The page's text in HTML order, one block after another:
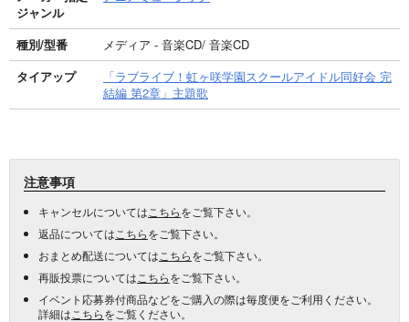
ジャンル
種別/型番
メディア - 音楽CD/ 音楽CD
タイアップ
「ラブライブ！虹ヶ咲学園スクールアイドル同好会 完
結編 第2章」主題歌
注意事項
キャンセルについては こちらをご覧下さい。
返品については こちらをご覧下さい。
おまとめ配送については こちらをご覧下さい。
再販投票については こちらをご覧下さい。
イベント応募券付商品などをご購入の際は毎度便をご利用ください。
詳細は こちらをご覧ください。